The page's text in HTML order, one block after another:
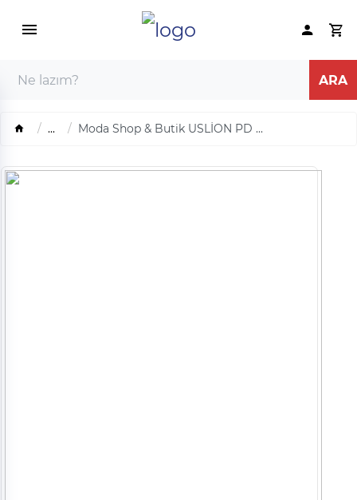
... Moda Shop & Butik USLİON PD ...